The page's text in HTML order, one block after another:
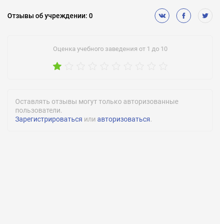
Отзывыоб учреждении: 0
Оценка учебного заведения от 1 до 10
Оставлять отзывы могут только авторизованные
пользователи.
Зарегистрироваться или авторизоваться.